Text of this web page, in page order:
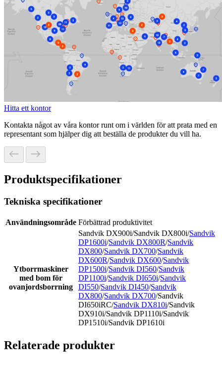
Hitta ett kontor
Kontakta något av våra kontor runt om i världen för att prata med en
representant som hjälper dig att beställa de produkter du vill ha.
Produktspecifikationer
Tekniska specifikationer
Användningsområde Förbättrad produktivitet
Ytborrmaskiner
med bom för
ovanjordsborrning
Sandvik DX900i/Sandvik DX800i/Sandvik
DP1600i/Sandvik DX800R/Sandvik
DX800/Sandvik DX700/Sandvik
DX600R/Sandvik DX600/Sandvik
DP1500i/Sandvik DI560/Sandvik
DP1100i/Sandvik DI650i/Sandvik
DI550/Sandvik DI450/Sandvik
DX800/Sandvik DX700/Sandvik
DI650iRC/Sandvik DX810i/Sandvik
DX910i/Sandvik DP1110i/Sandvik
DP1510i/Sandvik DP1610i
Relaterade produkter